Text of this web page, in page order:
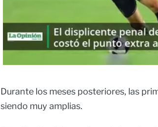
Durante los meses posteriores, las
siendo muy amplias.